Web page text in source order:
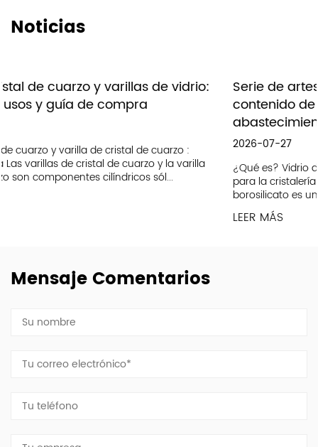
Noticias
Serie de artesanías de vidrio con alto
contenido de borosilicato: guía de
abastecimiento, diseño y resistencia al calor
2026-07-27
¿Qué es? Vidrio de alto borosilicato y ¿Por qué es
para la cristalería artesanal? El vidrio con alto contenido
borosilicato es un tipo especial de vidrio cuyos com...
Mensaje Comentarios